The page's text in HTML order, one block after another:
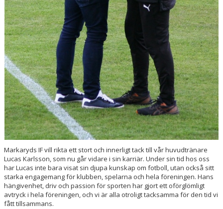
Markaryds IF vill rikta ett stort och innerligt tack till vår huvudtränare
Lucas Karlsson, som nu går vidare i sin karriär. Under sin tid hos oss
har Lucas inte bara visat sin djupa kunskap om fotboll, utan också sitt
starka engagemang för klubben, spelarna och hela föreningen. Hans
hängivenhet, driv och passion för sporten har gjort ett oförglömligt
avtryck i hela föreningen, och vi är alla otroligt tacksamma för den tid vi
fått tillsammans.